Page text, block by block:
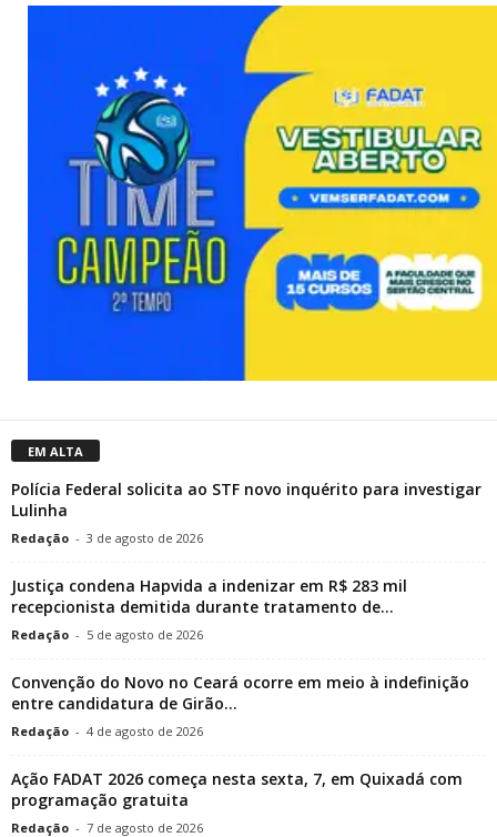
EM ALTA
Polícia Federal solicita ao STF novo inquérito para investigar
Lulinha
Redação - 3 de agosto de 2026
Justiça condena Hapvida a indenizar em R$ 283 mil
recepcionista demitida durante tratamento de...
Redação - 5 de agosto de 2026
Convenção do Novo no Ceará ocorre em meio à indefinição
entre candidatura de Girão...
Redação - 4 de agosto de 2026
Ação FADAT 2026 começa nesta sexta, 7, em Quixadá com
programação gratuita
Redação - 7 de agosto de 2026